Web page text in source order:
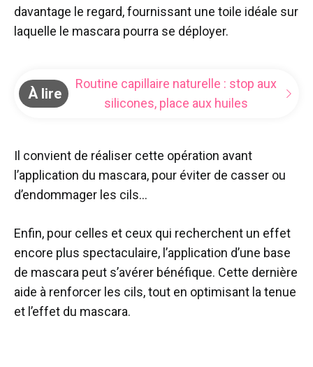
davantage le regard, fournissant une toile idéale sur
laquelle le mascara pourra se déployer.
À lire
Routine capillaire naturelle : stop aux
silicones, place aux huiles
Il convient de réaliser cette opération avant
l’application du mascara, pour éviter de casser ou
d’endommager les cils…
Enfin, pour celles et ceux qui recherchent un effet
encore plus spectaculaire, l’application d’une base
de mascara peut s’avérer bénéfique. Cette dernière
aide à renforcer les cils, tout en optimisant la tenue
et l’effet du mascara.